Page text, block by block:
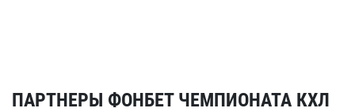
ПАРТНЕРЫ ФОНБЕТ ЧЕМПИОНАТА КХЛ